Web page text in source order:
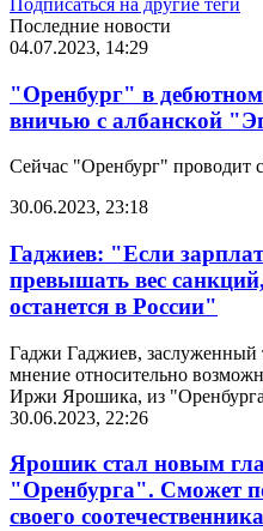
Последние новости
04.07.2023, 14:29
"Оренбург" в
вничью с албанской
Сейчас "Оренбург" проводит
30.06.2023, 23:18
Гаджиев: "Если
превышать вес
останется в России"
Гаджи Гаджиев, заслуженный
мнение относительно
Иржи Ярошика, из
30.06.2023, 22:26
Ярошик стал новым
"Оренбурга". Сможет
своего